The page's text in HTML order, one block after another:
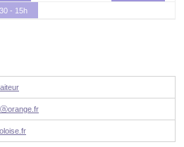
- 15h